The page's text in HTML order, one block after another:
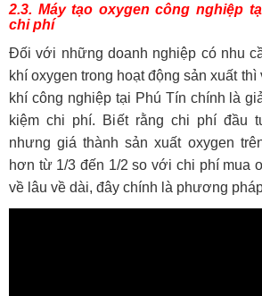
2.3. Máy tạo oxygen công nghiệp
chi phí
Đối với những doanh nghiệp có nhu
khí oxygen trong hoạt động sản xuất thì
khí công nghiệp tại Phú Tín chính là
kiệm chi phí. Biết rằng chi phí đầu
nhưng giá thành sản xuất oxygen
hơn từ 1/3 đến 1/2 so với chi phí mua
về lâu về dài, đây chính là phương